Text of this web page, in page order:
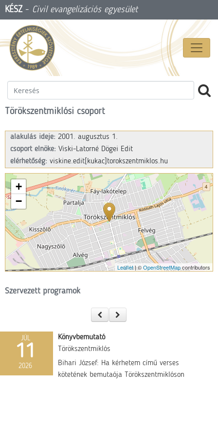
KÉSZ- Civil evangelizációs egyesület
Törökszentmiklósi csoport
alakulás ideje: 2001. augusztus 1.
csoport elnöke: Viski-Latorné Dögei Edit
elérhetőség: viskine.edit[kukac]torokszentmiklos.hu
+
−
Leaflet| ©OpenStreetMapcontributors
Szervezett programok
JÚL
11
2026
Könyvbemutató
Törökszentmiklós
Bihari József: Ha kérhetem című verses
kötetének bemutaója Törökszentmiklóson